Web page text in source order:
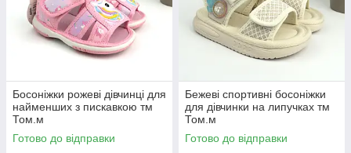
Босоніжки рожеві дівчинці для
найменших з пискавкою тм
Том.м
Готово до відправки
Бежеві спортивні босоніжки
для дівчинки на липучках тм
Том.м
Готово до відправки